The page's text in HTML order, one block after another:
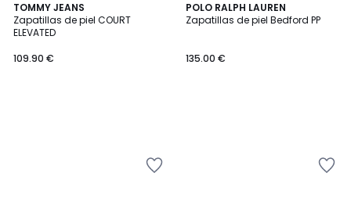
TOMMY JEANS
Zapatillas de piel COURT
ELEVATED
109.90 €
POLO RALPH LAUREN
Zapatillas de piel Bedford PP
135.00 €